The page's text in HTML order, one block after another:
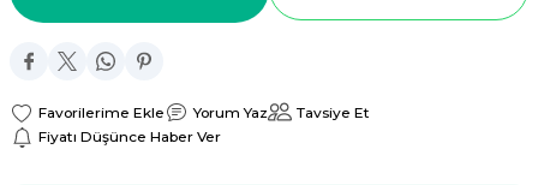
Kapları
Yorum Yaz
Tavsiye Et
Fiyatı Düşünce Haber Ver